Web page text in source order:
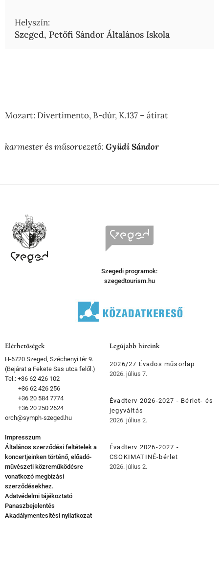
Helyszín:
Szeged, Petőfi Sándor Általános Iskola
Mozart: Divertimento, B-dúr, K.137 – átirat
karmester és műsorvezető:Gyüdi Sándor
Szegedi programok:
szegedtourism.hu
Elérhetőségek
H-6720 Szeged, Széchenyi tér 9.
(Bejárat a Fekete Sas utca felől.)
Tel.: +36 62 426 102
+36 62 426 256
+36 20 584 7774
+36 20 250 2624
orch@symph-szeged.hu
Impresszum
Általános szerződési feltételek a
koncertjeinken történő, előadó-
művészeti közreműködésre
vonatkozó megbízási
szerződésekhez.
Adatvédelmi tájékoztató
Panaszbejelentés
Akadálymentesítési nyilatkozat
Legújabb híreink
2026/27 Évados műsorlap
2026. július 7.
Évadterv 2026-2027 - Bérlet- és
jegyváltás
2026. július 2.
Évadterv 2026-2027 -
CSOKIMATINÉ-bérlet
2026. július 2.